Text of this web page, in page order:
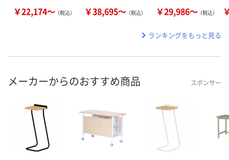
￥22,174～ （税込） ￥38,695～ （税込） ￥29,986～ （税込）
ランキングをもっと見る
メーカーからのおすすめ商品 スポンサー